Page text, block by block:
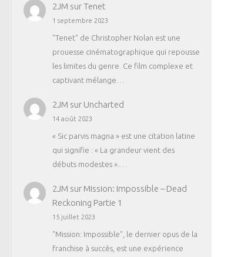
2JM surTenet
1 septembre 2023
"Tenet" de Christopher Nolan est une
prouesse cinématographique qui repousse
les limites du genre. Ce film complexe et
captivant mélange…
2JM sur Uncharted
14 août 2023
« Sic parvis magna » est une citation latine
qui signifie : « La grandeur vient des
débuts modestes ».…
2JM sur Mission: Impossible – Dead
Reckoning Partie 1
15 juillet 2023
"Mission: Impossible", le dernier opus de la
franchise à succès, est une expérience